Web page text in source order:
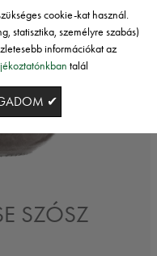
SZÓSZ
cookie-kat használ.
statisztika, személyre szabás)
információkat az
talál
✔